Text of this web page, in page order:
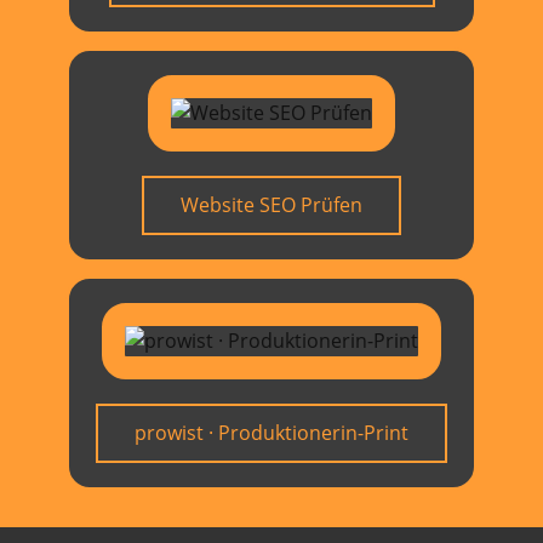
Website SEO Prüfen
prowist · Produktionerin-Print